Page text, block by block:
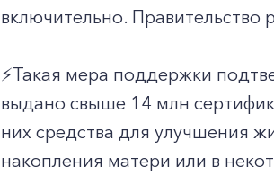
включительно. Правительство
⚡️Такая мера поддержки
выдано свыше 14 млн
них средства для улучшения
накопления матери или в